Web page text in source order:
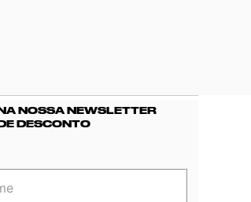
NOSSA NEWSLETTER
DESCONTO